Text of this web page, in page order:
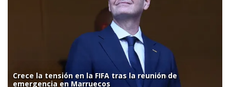
Crece la tensión en la FIFA tras la reunión de
emergencia en Marruecos